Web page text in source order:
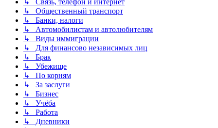
↳ Общественный транспорт
↳ Банки, налоги
↳ Автомобилистам и автолюбителям
↳ Виды иммиграции
↳ Для финансово независимых лиц
↳ Брак
↳ Убежище
↳ По корням
↳ За заслуги
↳ Бизнес
↳ Учёба
↳ Работа
↳ Дневники